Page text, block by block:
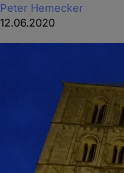
Peter Hemecker
12.06.2020